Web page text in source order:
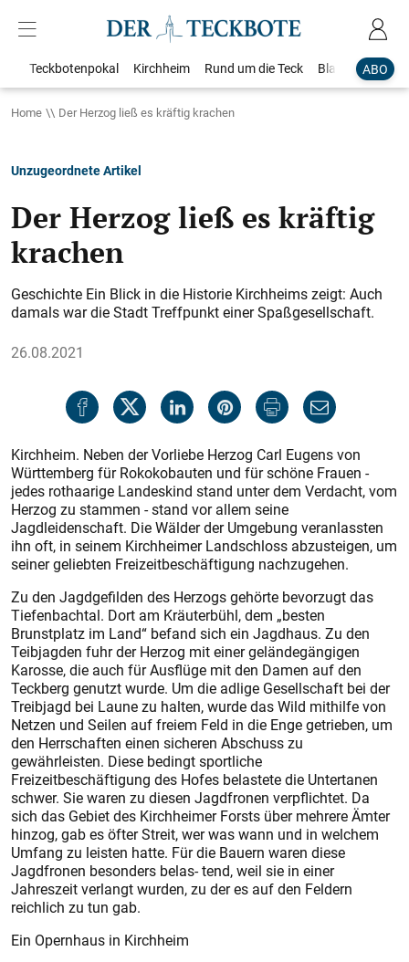
ABO
Teckbotenpokal Kirchheim Rund um die Teck Blaulicht
Home Der Herzog ließ es kräftig krachen
Unzugeordnete Artikel
Der Herzog ließ es kräftig
krachen
Geschichte Ein Blick in die Historie Kirchheims zeigt: Auch
damals war die Stadt Treffpunkt einer Spaßgesellschaft.
26.08.2021
Kirchheim. Neben der Vorliebe Herzog Carl Eugens von
Württemberg für Rokokobauten und für schöne Frauen -
jedes rothaarige Landeskind stand unter dem Verdacht, vom
Herzog zu stammen - stand vor allem seine
Jagdleidenschaft. Die Wälder der Umgebung veranlassten
ihn oft, in seinem Kirchheimer Landschloss abzusteigen, um
seiner geliebten Freizeitbeschäftigung nachzugehen.
Zu den Jagdgefilden des Herzogs gehörte bevorzugt das
Tiefenbachtal. Dort am Kräuterbühl, dem „besten
Brunstplatz im Land“ befand sich ein Jagdhaus. Zu den
Teibjagden fuhr der Herzog mit einer geländegängigen
Karosse, die auch für Ausflüge mit den Damen auf den
Teckberg genutzt wurde. Um die adlige Gesellschaft bei der
Treibjagd bei Laune zu halten, wurde das Wild mithilfe von
Netzen und Seilen auf freiem Feld in die Enge getrieben, um
den Herrschaften einen sicheren Abschuss zu
gewährleisten. Diese bedingt sportliche
Freizeitbeschäftigung des Hofes belastete die Untertanen
schwer. Sie waren zu diesen Jagdfronen verpflichtet. Da
sich das Gebiet des Kirchheimer Forsts über mehrere Ämter
hinzog, gab es öfter Streit, wer was wann und in welchem
Umfang zu leisten hatte. Für die Bauern waren diese
Jagdfronen besonders belas- tend, weil sie in einer
Jahreszeit verlangt wurden, zu der es auf den Feldern
reichlich zu tun gab.
Ein Opernhaus in Kirchheim